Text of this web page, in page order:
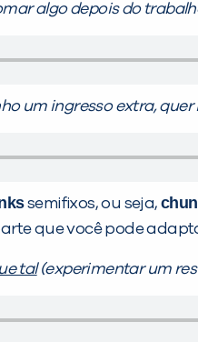
algo depois do
um ingresso extra, quer
semifixos, ou seja,
que você pode
tal(experimentar um